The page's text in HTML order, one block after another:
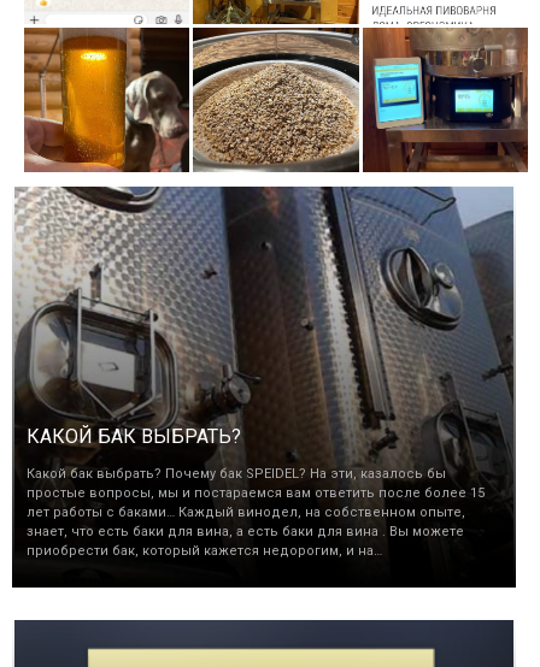
КАКОЙ БАК ВЫБРАТЬ?
Какой бак выбрать? Почему бак SPEIDEL? На эти, казалось бы
простые вопросы, мы и постараемся вам ответить после более 15
лет работы с баками… Каждый винодел, на собственном опыте,
знает, что есть баки для вина, а есть баки для вина . Вы можете
приобрести бак, который кажется недорогим, и на…